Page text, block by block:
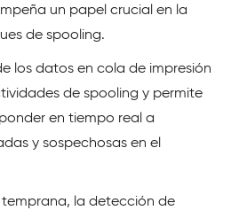
un papel crucial en la
de spooling.
los datos en cola de impresión
de spooling y permite
en tiempo real a
y sospechosas en el
la detección de